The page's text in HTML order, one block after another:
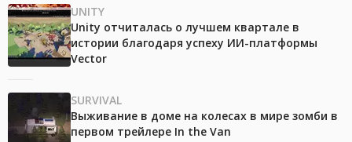
UNITY
Unity отчиталась о лучшем квартале в
истории благодаря успеху ИИ-платформы
Vector
SURVIVAL
Выживание в доме на колесах в мире зомби в
первом трейлере In the Van